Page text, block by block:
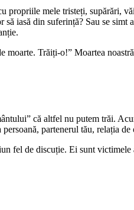
mele tristeți, supărări,
iasă din suferință? Sau se
moarte. Trăiți-o!” Moartea
că altfel nu putem trăi.
partenerul tău, relația
fel de discuție. Ei sunt